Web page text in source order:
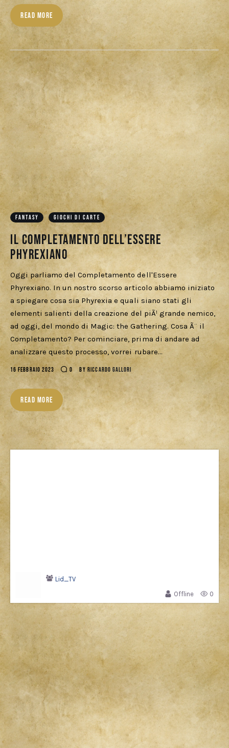
READ MORE
FANTASY GIOCHI DI CARTE
Il Completamento dell’essere
Phyrexiano
Oggi parliamo del Completamento dell'Essere
Phyrexiano. In un nostro scorso articolo abbiamo iniziato
a spiegare cosa sia Phyrexia e quali siano stati gli
elementi salienti della creazione del piÃ¹ grande nemico,
ad oggi, del mondo di Magic: the Gathering. Cosa Ã¨ il
Completamento? Per cominciare, prima di andare ad
analizzare questo processo, vorrei rubare…
16 FEBBRAIO 2023 0 BY RICCARDO GALLORI
READ MORE
Lid_TV
Offline
0